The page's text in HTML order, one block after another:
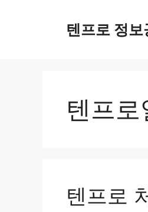
텐프로 정보
텐프로
텐프로